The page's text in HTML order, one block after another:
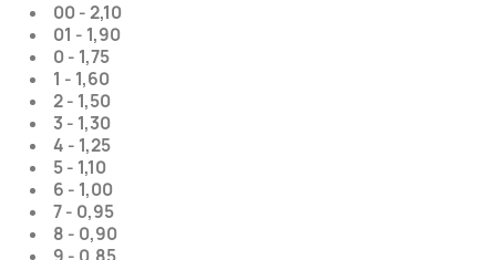
00 - 2,10
01 - 1,90
0 - 1,75
1 - 1,60
2 - 1,50
3 - 1,30
4 - 1,25
5 - 1,10
6 - 1,00
7 - 0,95
8 - 0,90